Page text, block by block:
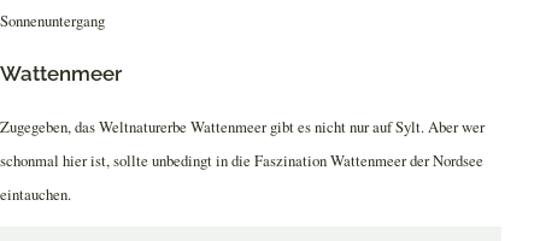
Wattenmeer
Zugegeben, das Weltnaturerbe Wattenmeer gibt es nicht nur auf Sylt. Aber wer
schonmal hier ist, sollte unbedingt in die Faszination Wattenmeer der Nordsee
eintauchen.